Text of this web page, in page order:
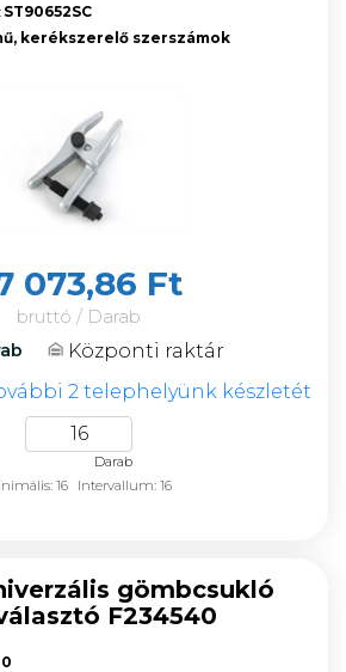
ST90652SC
kerékszerelő szerszámok
073,86 Ft
bruttó / Darab
Központi raktár
2 telephelyünk készletét
Darab
16
Intervallum: 16
gömbcsukló
F234540